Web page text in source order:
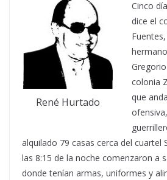
René Hurtado
Cinco
dice el
colonia
que
alquilado 79 casas cerca del cuartel
las 8:15 de la noche comenzaron a
donde tenían armas, uniformes y